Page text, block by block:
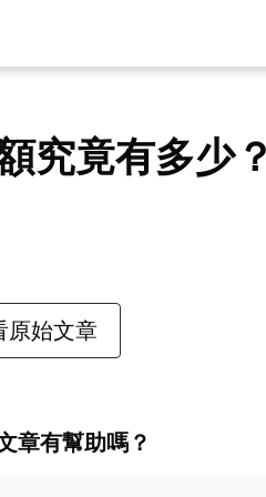
究竟有多少
原始文章
章有幫助嗎？